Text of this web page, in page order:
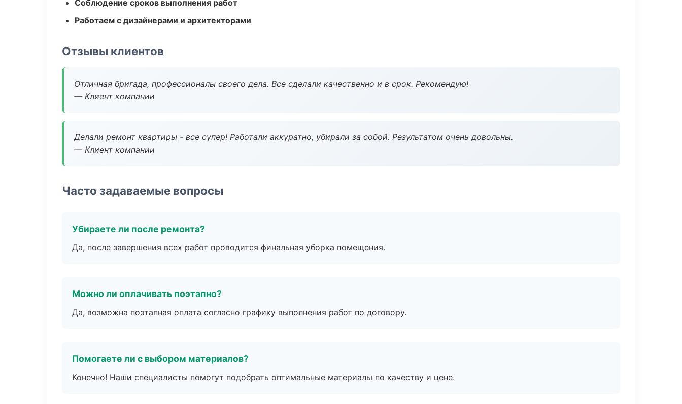
Соблюдение сроков выполнения работ
Работаем с дизайнерами и архитекторами
Отзывы клиентов
Отличная бригада, профессионалы своего дела. Все сделали качественно и в срок. Рекомендую!
— Клиент компании
Делали ремонт квартиры - все супер! Работали аккуратно, убирали за собой. Результатом очень довольны.
— Клиент компании
Часто задаваемые вопросы
Убираете ли после ремонта?
Да, после завершения всех работ проводится финальная уборка помещения.
Можно ли оплачивать поэтапно?
Да, возможна поэтапная оплата согласно графику выполнения работ по договору.
Помогаете ли с выбором материалов?
Конечно! Наши специалисты помогут подобрать оптимальные материалы по качеству и цене.